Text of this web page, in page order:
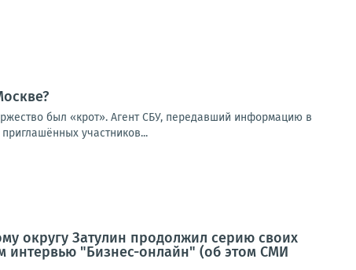
был «крот». Агент СБУ, передавший информацию в
участников...
округу Затулин продолжил серию своих
интервью "Бизнес-онлайн" (об этом СМИ